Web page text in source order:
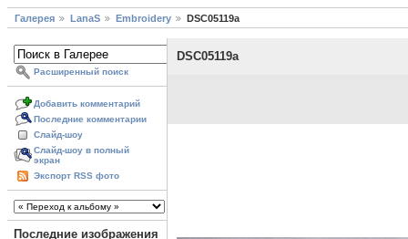
Галерея LanaS Embroidery DSC05119a
Расширенный поиск
Добавить комментарий
Последние комментарии
Слайд-шоу
Слайд-шоу в полный
экран
Экспорт RSS фото
Последние изображения
DSC05119a